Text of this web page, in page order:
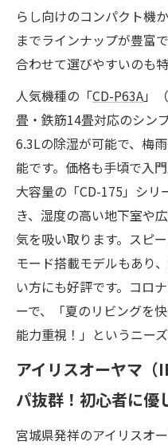
らし向けのコンパクト機
までラインナップが豊富
合わせて選びやすいのも特
人気機種の「CD-P63A」
畳・鉄筋14畳対応のシン
6.3Lの除湿が可能で、梅
能です。価格も手頃で入
大容量の「CD-175」シリ
き、湿度の高い地下室や
気を吸い取ります。スピ
モード搭載モデルもあり
い方にも好評です。コロ
ーで、「夏のリビングを
能力重視！」というニー
アイリスオーヤマ（
パ抜群！初心者に優
宮城県発祥のアイリスオ